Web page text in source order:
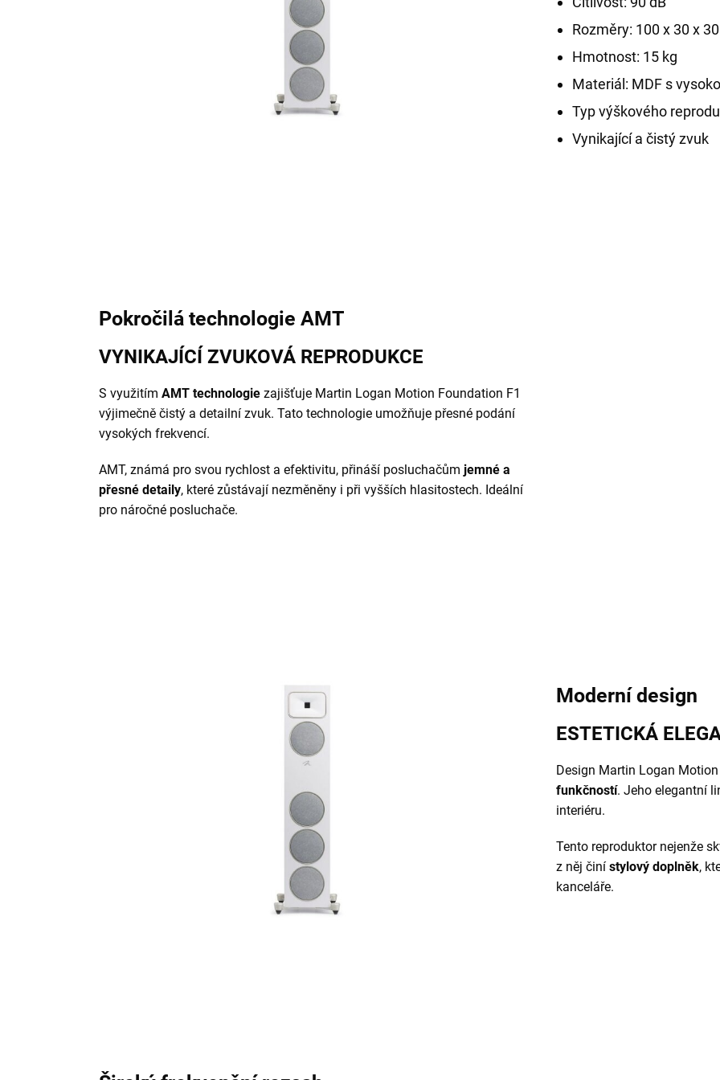
Rozměry: 100 x 30 x
Hmotnost: 15 kg
Materiál: MDF s
Typ výškového
Vynikající a čistý zvuk
Pokročilá technologie AMT
VYNIKAJÍCÍ ZVUKOVÁ REPRODUKCE
S využitím AMT technologie zajišťuje Martin Logan Motion Foundation F1
výjimečně čistý a detailní zvuk. Tato technologie umožňuje přesné podání
vysokých frekvencí.
AMT, známá pro svou rychlost a efektivitu, přináší posluchačům jemné a
přesné detaily, které zůstávají nezměněny i při vyšších hlasitostech. Ideální
pro náročné posluchače.
Moderní design
ESTETICKÁ
Design Martin Logan
funkčností. Jeho elegantní
interiéru.
Tento reproduktor nejenže
z něj činí stylový doplněk,
kanceláře.